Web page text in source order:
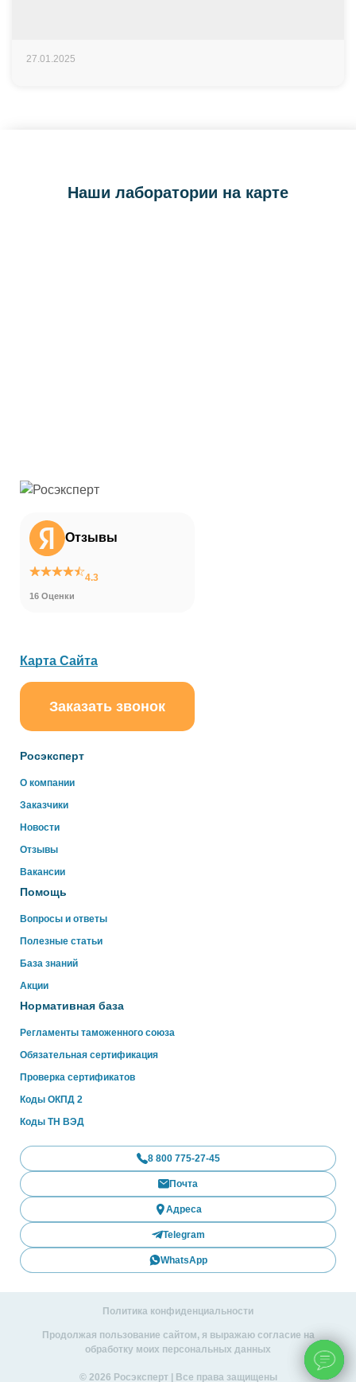
27.01.2025
Наши лаборатории на карте
Отзывы
4.3
16 Оценки
Росэксперт
О компании
Заказчики
Новости
Отзывы
Вакансии
Помощь
Вопросы и ответы
Полезные статьи
База знаний
Акции
Нормативная база
Регламенты таможенного союза
Обязательная сертификация
Проверка сертификатов
Коды ОКПД 2
Коды ТН ВЭД
Карта Сайта
Заказать звонок
8 800 775-27-45
Почта
Адреса
Telegram
WhatsApp
Политика конфиденциальности
Продолжая пользование сайтом, я выражаю согласие на
обработку моих персональных данных
© 2026 Росэксперт | Все права защищены
online
Здравствуйте!
Свяжитесь с нами через WhatsApp нажав на кнопку